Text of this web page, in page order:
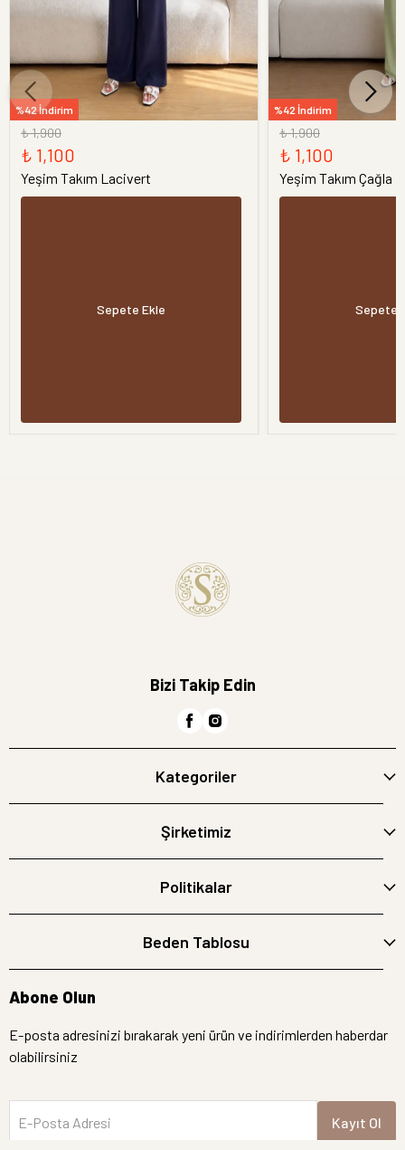
%42 İndirim
₺ 1,900
₺ 1,100
Yeşim Takım Lacivert
Sepete Ekle
%42 İndirim
₺ 1,900
₺ 1,100
Yeşim Takım Çağla
Sepete
Bizi Takip Edin
Kategoriler
Şirketimiz
Politikalar
Beden Tablosu
Abone Olun
E-posta adresinizi bırakarak yeni ürün ve indirimlerden haberdar
olabilirsiniz
E-Posta Adresi Kayıt Ol